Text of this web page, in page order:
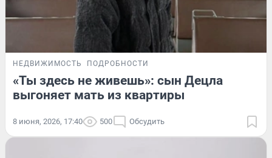
НЕДВИЖИМОСТЬ ПОДРОБНОСТИ
«Ты здесь не живешь»: сын Децла
выгоняет мать из квартиры
8 июня, 2026, 17:40 500 Обсудить